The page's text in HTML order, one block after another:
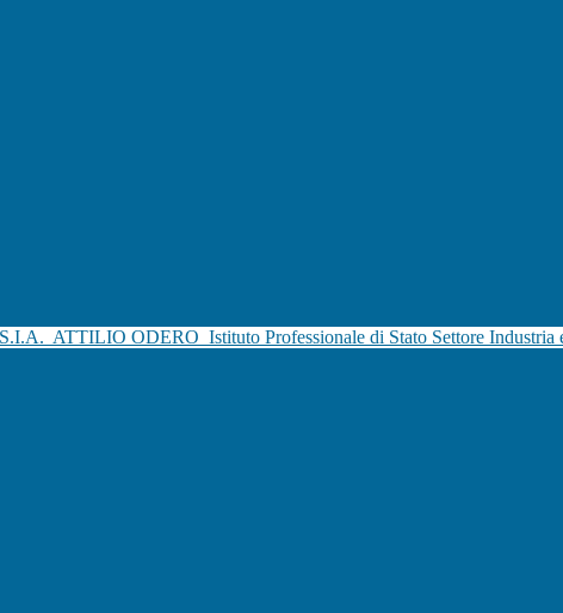
ATTILIO ODERO Istituto Professionale di Stato Settore Industria